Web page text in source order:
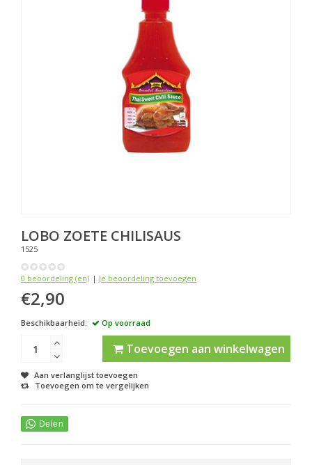
LOBO ZOETE CHILISAUS
1525
0 beoordeling (en) | Je beoordeling toevoegen
€2,90
Beschikbaarheid: Op voorraad
Toevoegen aan winkelwagen
Aan verlanglijst toevoegen
Toevoegen om te vergelijken